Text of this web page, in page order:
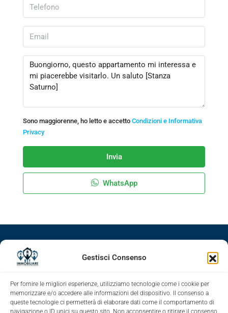
Gestisci Consenso
Per fornire le migliori esperienze, utilizziamo tecnologie come i cookie per
memorizzare e/o accedere alle informazioni del dispositivo. Il consenso a
queste tecnologie ci permetterà di elaborare dati come il comportamento di
navigazione o ID unici su questo sito. Non acconsentire o ritirare il consenso
Sono maggiorenne, ho letto e accetto Condizioni e Informativa
Privacy
Invia
WhatsApp